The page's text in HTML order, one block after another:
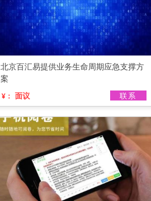
北京百汇易提供业务生命周期应急支撑方
案
¥： 面议 联系